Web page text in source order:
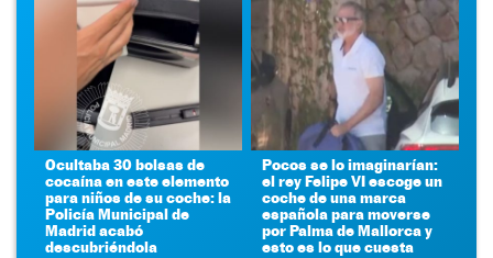
Ocultaba 30 bolsas de
cocaína en este elemento
para niños de su coche: la
Policía Municipal de
Madrid acabó
descubriéndola
Pocos se lo imaginarían:
el rey Felipe VI escoge un
coche de una marca
española para moverse
por Palma de Mallorca y
esto es lo que cuesta